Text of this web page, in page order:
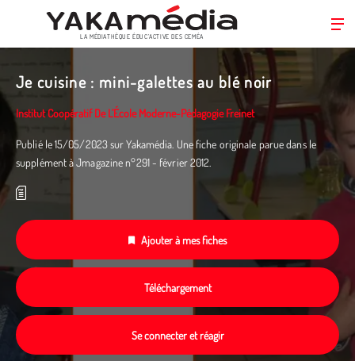
contenu
principal
LA MÉDIATHÈQUE ÉDUC’ACTIVE DES CEMÉA
Je cuisine : mini-galettes au blé noir
Institut Coopératif De L’École Moderne-Pédagogie Freinet
Publié le 15/05/2023 sur Yakamédia. Une fiche originale parue dans le
supplément à Jmagazine n°291 - février 2012.
Ajouter à mes fiches
Téléchargement
Se connecter et réagir